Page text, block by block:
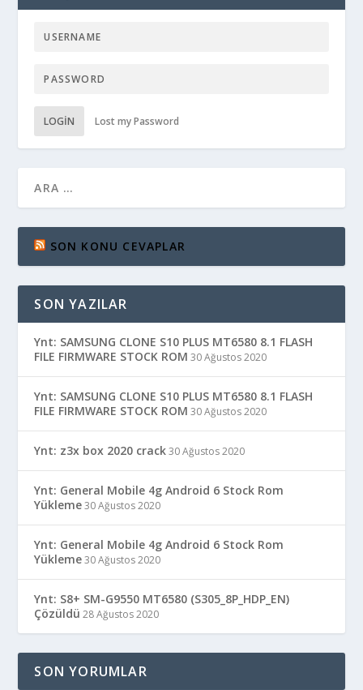
LOGIN Lost my Password
SON KONU CEVAPLAR
SON YAZILAR
Ynt: SAMSUNG CLONE S10 PLUS MT6580 8.1 FLASH
FILE FIRMWARE STOCK ROM 30 Ağustos 2020
Ynt: SAMSUNG CLONE S10 PLUS MT6580 8.1 FLASH
FILE FIRMWARE STOCK ROM 30 Ağustos 2020
Ynt: z3x box 2020 crack 30 Ağustos 2020
Ynt: General Mobile 4g Android 6 Stock Rom
Yükleme 30 Ağustos 2020
Ynt: General Mobile 4g Android 6 Stock Rom
Yükleme 30 Ağustos 2020
Ynt: S8+ SM-G9550 MT6580 (S305_8P_HDP_EN)
Çözüldü 28 Ağustos 2020
SON YORUMLAR